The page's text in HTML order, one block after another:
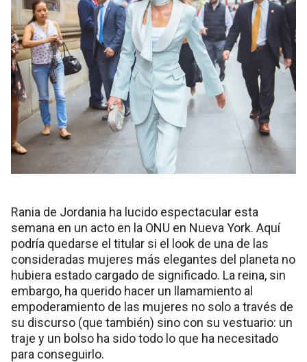
Rania de Jordania ha lucido espectacular esta
semana en un acto en la ONU en Nueva York. Aquí
podría quedarse el titular si el look de una de las
consideradas mujeres más elegantes del planeta no
hubiera estado cargado de significado. La reina, sin
embargo, ha querido hacer un llamamiento al
empoderamiento de las mujeres no solo a través de
su discurso (que también) sino con su vestuario: un
traje y un bolso ha sido todo lo que ha necesitado
para conseguirlo.